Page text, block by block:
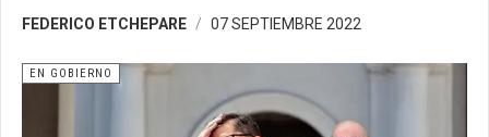
FEDERICO ETCHEPARE 07 SEPTIEMBRE 2022
EN GOBIERNO